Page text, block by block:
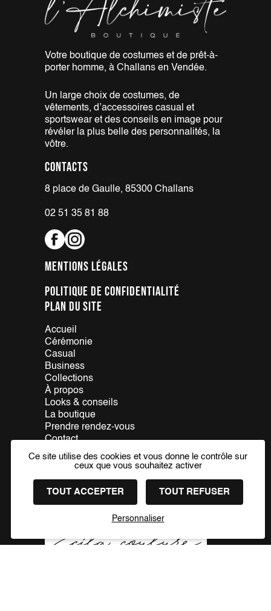
Votre boutique de costumes et de prêt-à-
porter homme, à Challans en Vendée.
Un large choix de costumes, de
vêtements, d’accessoires casual et
sportswear et des conseils en image pour
révéler la plus belle des personnalités, la
vôtre.
Contacts
8 place de Gaulle, 85300 Challans
02 51 35 81 88
Mentions légales
Politique de confidentialité
Plan du site
Accueil
Cérémonie
Casual
Business
Collections
À propos
Looks & conseils
La boutique
Prendre rendez-vous
Contact
PRENDRE RDV
Nos partenaires
Ce site utilise des cookies et vous donne le contrôle sur
ceux que vous souhaitez activer
TOUT ACCEPTER TOUT REFUSER
Personnaliser